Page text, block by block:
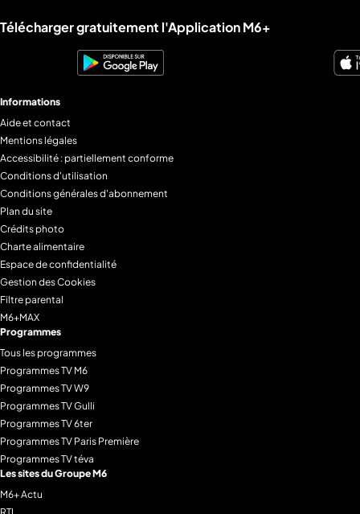
Liens utiles M6+.
Télécharger gratuitement l'Application M6+
Informations
Aide et contact
Mentions légales
Accessibilité : partiellement conforme
Conditions d'utilisation
Conditions générales d'abonnement
Plan du site
Crédits photo
Charte alimentaire
Espace de confidentialité
Gestion des Cookies
Filtre parental
M6+MAX
Programmes
Tous les programmes
Programmes TV M6
Programmes TV W9
Programmes TV Gulli
Programmes TV 6ter
Programmes TV Paris Première
Programmes TV téva
Les sites du Groupe M6
M6+ Actu